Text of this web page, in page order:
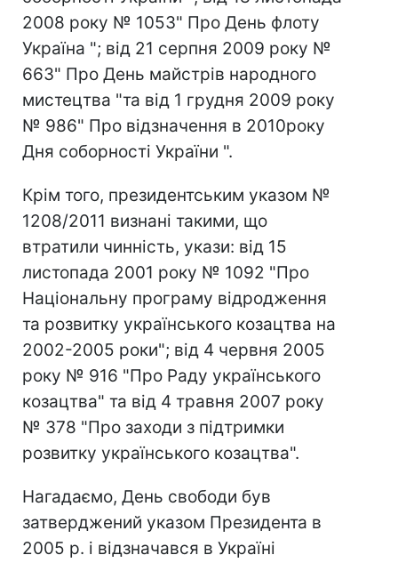
2008 року № 1053" Про День флоту
Україна "; від 21 серпня 2009 року №
663" Про День майстрів народного
мистецтва "та від 1 грудня 2009 року
№ 986" Про відзначення в 2010року
Дня соборності України ".
Крім того, президентським указом №
1208/2011 визнані такими, що
втратили чинність, укази: від 15
листопада 2001 року № 1092 "Про
Національну програму відродження
та розвитку українського козацтва на
2002-2005 роки"; від 4 червня 2005
року № 916 "Про Раду українського
козацтва" та від 4 травня 2007 року
№ 378 "Про заходи з підтримки
розвитку українського козацтва".
Нагадаємо, День свободи був
затверджений указом Президента в
2005 р. і відзначався в Україні